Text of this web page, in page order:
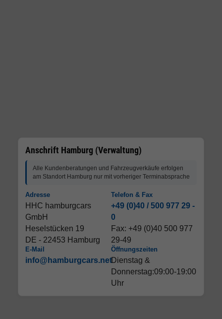
Anschrift Hamburg (Verwaltung)
Alle Kundenberatungen und Fahrzeugverkäufe erfolgen
am Standort Hamburg nur mit vorheriger Terminabsprache
Adresse
HHC hamburgcars
GmbH
Heselstücken 19
DE - 22453 Hamburg
Telefon & Fax
+49 (0)40 / 500 977 29 -
0
Fax: +49 (0)40 500 977
29-49
E-Mail
info@hamburgcars.net
Öffnungszeiten
Dienstag &
Donnerstag:09:00-19:00
Uhr